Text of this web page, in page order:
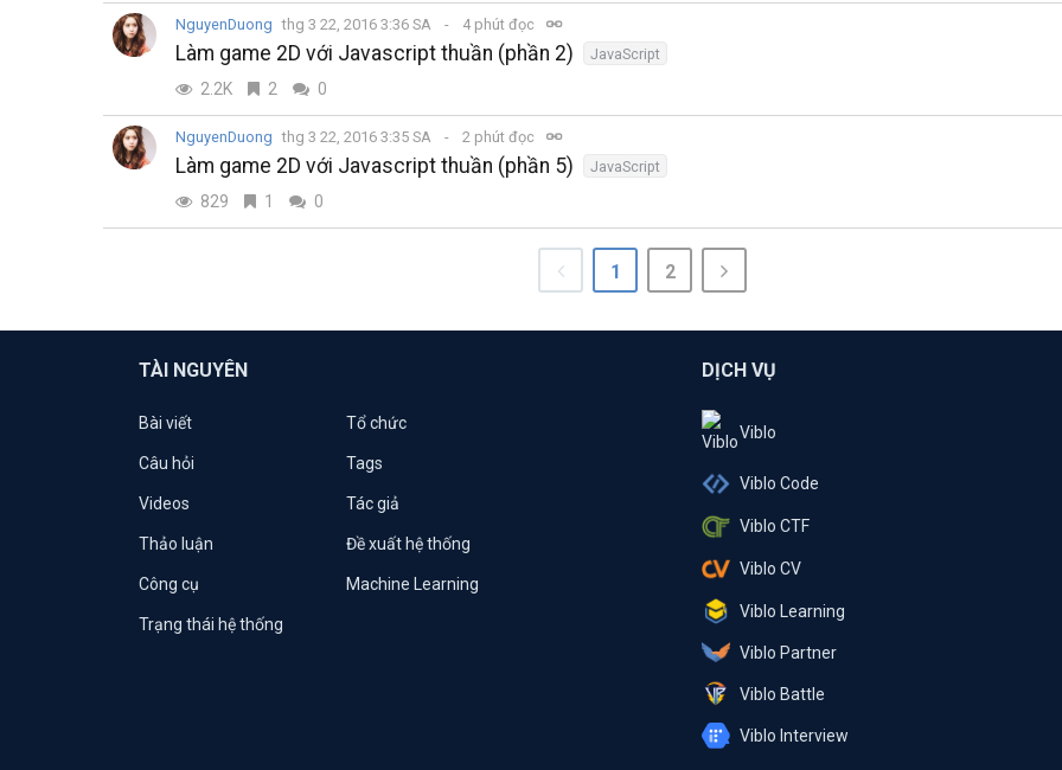
NguyenDuong thg 3 22, 2016 3:36 SA 4 phút đọc
Làm game 2D với Javascript thuần (phần 2) JavaScript
2.2K 2 0
NguyenDuong thg 3 22, 2016 3:35 SA 2 phút đọc
Làm game 2D với Javascript thuần (phần 5) JavaScript
829 1 0
1 2
TÀI NGUYÊN
Bài viết Tổ chức
Câu hỏi Tags
Videos Tác giả
Thảo luận Đề xuất hệ thống
Công cụ Machine Learning
Trạng thái hệ thống
DỊCH VỤ
Viblo
Viblo Code
Viblo CTF
Viblo CV
Viblo Learning
Viblo Partner
Viblo Battle
Viblo Interview